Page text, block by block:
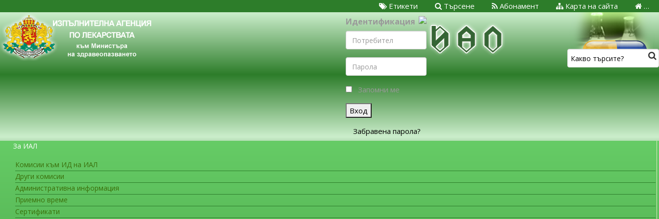
…
Карта на сайта
Абонамент
Търсене
Етикети
Идентификация
Запомни ме
Вход
Забравена парола?
За ИАЛ
Комисии към ИД на ИАЛ
Други комисии
Административна информация
Приемно време
Сертификати
ЗА ГРАЖДАНИТЕ